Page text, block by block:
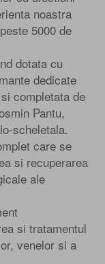
noastra
5000 de
dotata cu
dedicate
completata de
Pantu,
scheletala.
care se
si recuperarea
ale
si tratamentul
venelor si a